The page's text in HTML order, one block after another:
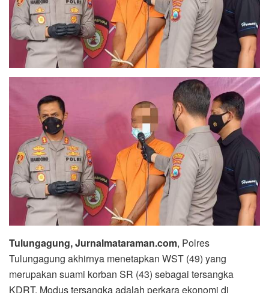
Tulungagung, Jurnalmataraman.com, Polres
Tulungagung akhirnya menetapkan WST (49) yang
merupakan suami korban SR (43) sebagai tersangka
KDRT. Modus tersangka adalah perkara ekonomi di